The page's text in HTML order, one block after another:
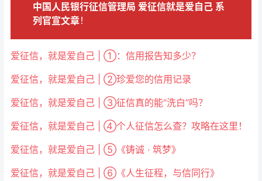
中国人民银行征信管理局 爱征信就是爱自己 系
列官宣文章！
爱征信，就是爱自己 | ①：信用报告知多少？
爱征信，就是爱自己 | ②珍爱您的信用记录
爱征信，就是爱自己 | ③征信真的能“洗白”吗？
爱征信，就是爱自己 | ④个人征信怎么查？攻略在这里！
爱征信，就是爱自己 | ⑤《铸诚 · 筑梦》
爱征信，就是爱自己 | ⑥《人生征程，与信同行》